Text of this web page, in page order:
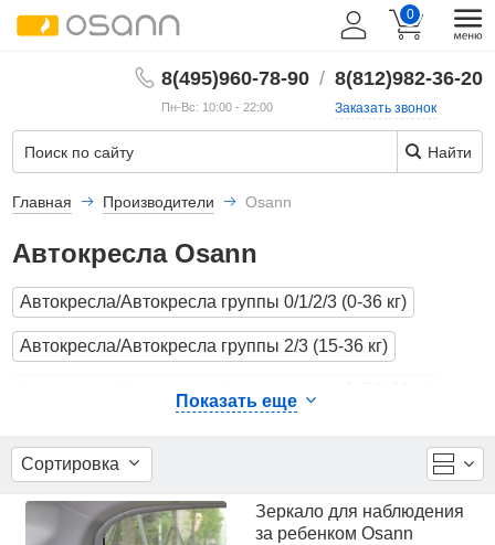
0
8(495)960-78-90
Пн-Вс: 10:00 - 22:00
/ 8(812)982-36-20
Заказать звонок
Найти
Главная Производители Osann
Автокресла Osann
Автокресла/Автокресла группы 0/1/2/3 (0-36 кг)
Автокресла/Автокресла группы 2/3 (15-36 кг)
Автокресла/Автокресло-бустер группы 3 (22-36 кг)
Аксессуары для автокресел
Бустер с Isofix (15-36 кг) Группа 0+/1 (0-18 кг)
Показать еще
Сортировка
Зеркало для наблюдения
за ребенком Osann